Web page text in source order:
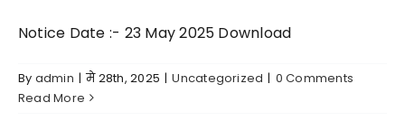
निविदा
Notice Date :- 23 May 2025 Download
By admin | मे 28th, 2025 | Uncategorized | 0 Comments
Read More